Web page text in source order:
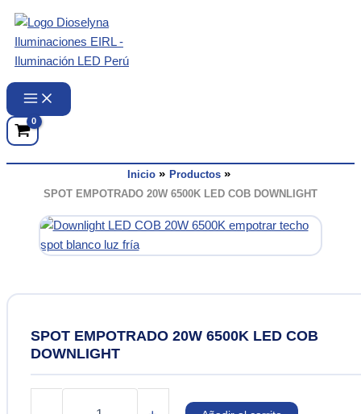
contenido
Inicio
Productos
SPOT EMPOTRADO 20W 6500K LED COB DOWNLIGHT
SPOT EMPOTRADO 20W 6500K LED COB
DOWNLIGHT